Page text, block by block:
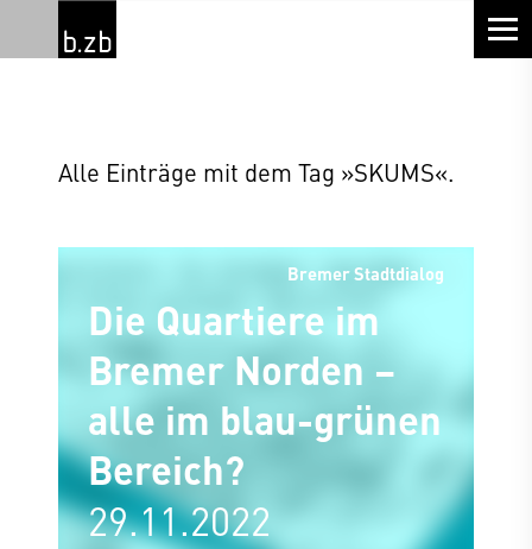
Alle Einträge mit dem Tag »SKUMS«.
Bremer Stadtdialog
Die Quartiere im
Bremer Norden –
alle im blau-grünen
Bereich?
29.11.2022